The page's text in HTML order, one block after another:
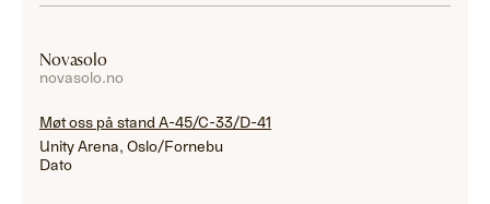
Novasolo
novasolo.no
Møt oss på stand A-45/C-33/D-41
Unity Arena, Oslo/Fornebu
Dato